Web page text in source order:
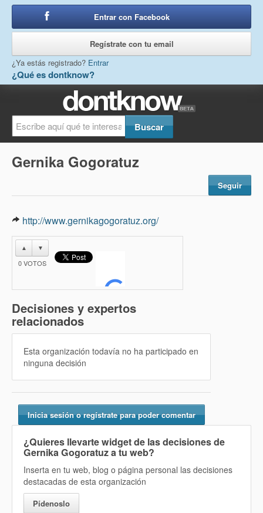
¿Qué es dontknow?
Entrar con Facebook
Regístrate con tu email
¿Ya estás registrado? Entrar
Gernika Gogoratuz
Seguir
http://www.gernikagogoratuz.org/
▲ ▼
0VOTOS
Decisiones y expertos
relacionados
Esta organización todavía no ha participado en
ninguna decisión
Inicia sesión o regístrate para poder comentar
¿Quieres llevarte widget de las decisiones de
Gernika Gogoratuz a tu web?
Inserta en tu web, blog o página personal las decisiones
destacadas de esta organización
Pídenoslo